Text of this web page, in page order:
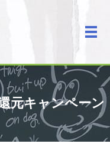
メ
元キャンペーン